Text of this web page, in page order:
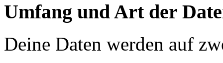
Umfang und Art der
Deine Daten werden auf